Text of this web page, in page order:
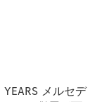
メルセデ